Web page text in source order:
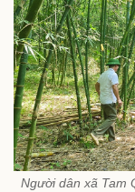
Người dân xã Tam